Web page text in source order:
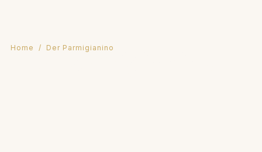
Home / Der Parmigianino
Der Parmigianino